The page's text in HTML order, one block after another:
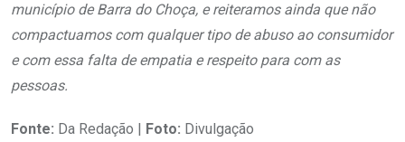
município de Barra do Choça, e reiteramos ainda que não
compactuamos com qualquer tipo de abuso ao consumidor
e com essa falta de empatia e respeito para com as
pessoas.
Fonte: Da Redação | Foto: Divulgação